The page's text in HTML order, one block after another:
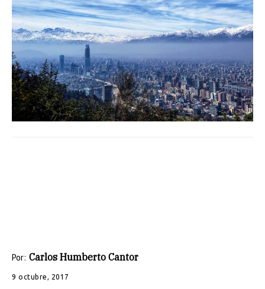
Por: Carlos Humberto Cantor
9 octubre, 2017